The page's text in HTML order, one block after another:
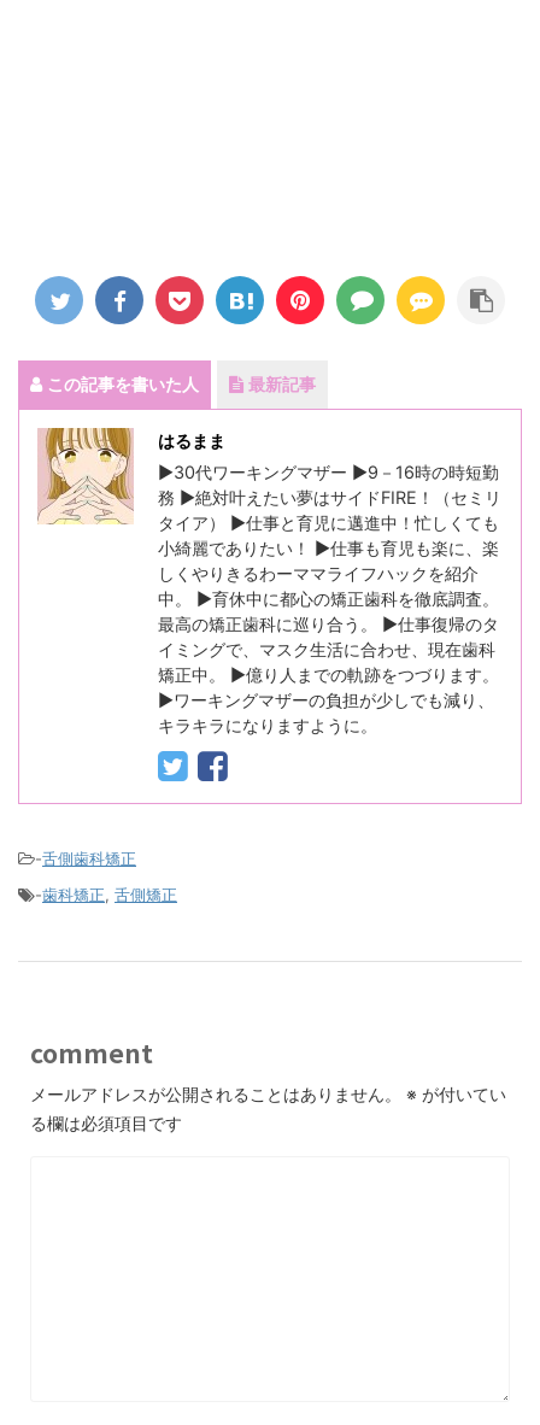
この記事を書いた人 最新記事
はるまま
▶30代ワーキングマザー ▶9－16時の時短勤
務 ▶絶対叶えたい夢はサイドFIRE！（セミリ
タイア） ▶仕事と育児に邁進中！忙しくても
小綺麗でありたい！ ▶仕事も育児も楽に、楽
しくやりきるわーママライフハックを紹介
中。 ▶育休中に都心の矯正歯科を徹底調査。
最高の矯正歯科に巡り合う。 ▶仕事復帰のタ
イミングで、マスク生活に合わせ、現在歯科
矯正中。 ▶億り人までの軌跡をつづります。
▶ワーキングマザーの負担が少しでも減り、
キラキラになりますように。
-舌側歯科矯正
-歯科矯正, 舌側矯正
comment
メールアドレスが公開されることはありません。 ※ が付いてい
る欄は必須項目です